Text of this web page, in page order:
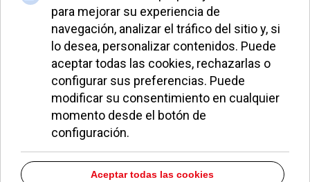
Mármara
Dirección: C/ Ángel Barajas 5
Pozuelo de Alarcón
Madrid
28224
Teléfono: 913519489
Descargar la información como: